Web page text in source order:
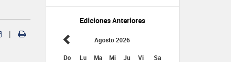
Ediciones Anteriores
Agosto 2026
Do Lu Ma Mi Ju Vi Sa
|